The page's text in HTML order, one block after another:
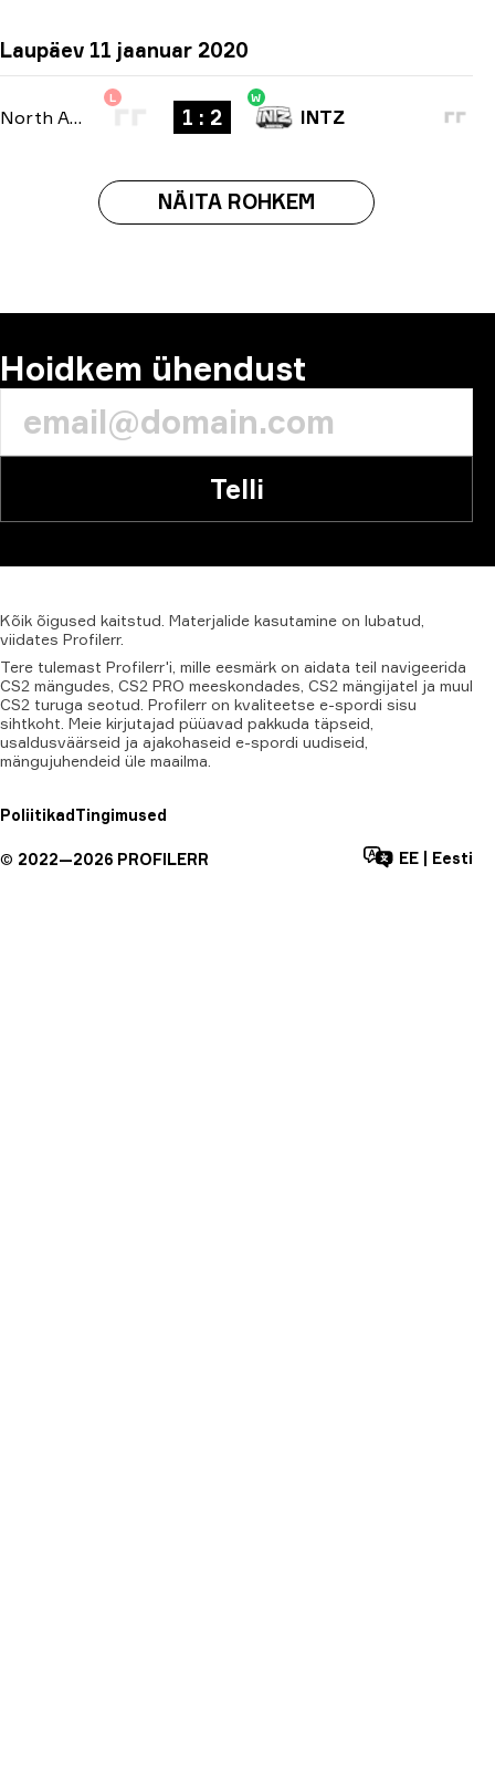
Laupäev 11 jaanuar 2020
North American Open Qualifier -bo3
L
1 : 2
W
INTZ
NÄITA ROHKEM
Hoidkem ühendust
Telli
Kõik õigused kaitstud. Materjalide kasutamine on lubatud,
viidates Profilerr.
Tere tulemast Profilerr'i, mille eesmärk on aidata teil navigeerida
CS2 mängudes, CS2 PRO meeskondades, CS2 mängijatel ja muul
CS2 turuga seotud. Profilerr on kvaliteetse e-spordi sisu
sihtkoht. Meie kirjutajad püüavad pakkuda täpseid,
usaldusväärseid ja ajakohaseid e-spordi uudiseid,
mängujuhendeid üle maailma.
PoliitikadTingimused
© 2022—2026 PROFILERR EE Eesti